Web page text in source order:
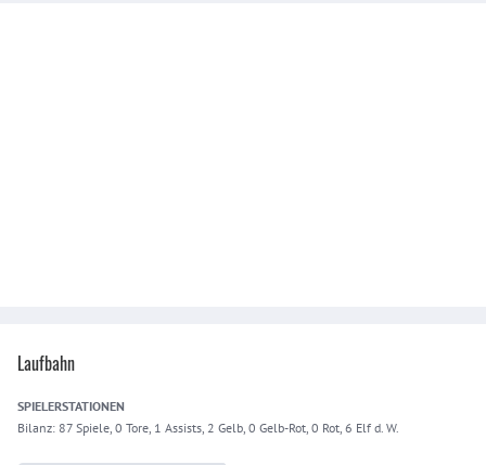
Laufbahn
SPIELERSTATIONEN
Bilanz: 87 Spiele, 0 Tore, 1 Assists, 2 Gelb, 0 Gelb-Rot, 0 Rot, 6 Elf d. W.